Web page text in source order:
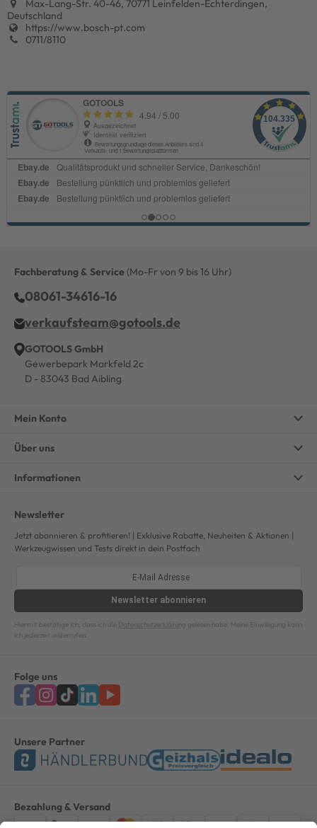
Max-Lang-Str. 40-46, 70771 Leinfelden-Echterdingen,
Deutschland
https://www.bosch-pt.com
0711/8110
Fachberatung & Service (Mo-Fr von 9 bis 16 Uhr)
08061-34616-16
verkaufsteam@gotools.de
GOTOOLS GmbH
Gewerbepark Markfeld 2c
D - 83043 Bad Aibling
Mein Konto
Über uns
Informationen
Newsletter
Jetzt abonnieren & profitieren! | Exklusive Rabatte, Neuheiten & Aktionen |
Werkzeugwissen und Tests direkt in dein Postfach
Newsletter abonnieren
Hiermit bestätige ich, dass ich die Datenschutzerklärung gelesen habe. Meine Einwilligung kann
ich jederzeit widerrufen.
Folge uns
Unsere Partner
Bezahlung & Versand